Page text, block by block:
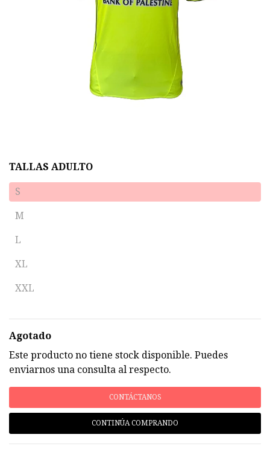
TALLAS ADULTO
S
M
L
XL
XXL
Agotado
Este producto no tiene stock disponible. Puedes
enviarnos una consulta al respecto.
CONTÁCTANOS
CONTINÚA COMPRANDO